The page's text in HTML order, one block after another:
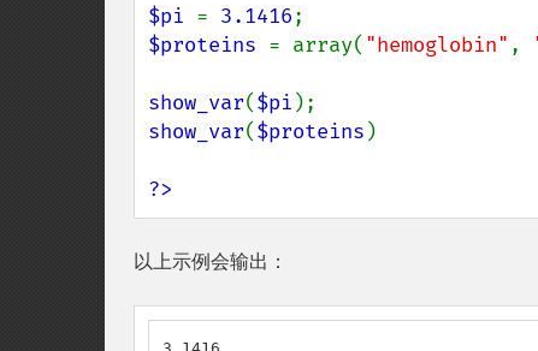
$pi = 3.1416
$proteins = array( "hemoglobin" ,
show_var($pi
show_var($proteins )
?>
以上示例会输出：